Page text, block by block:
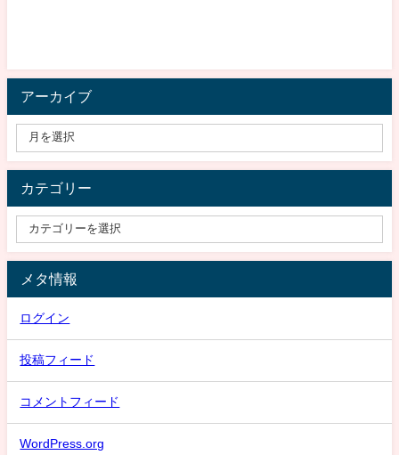
アーカイブ
カテゴリー
メタ情報
ログイン
投稿フィード
コメントフィード
WordPress.org